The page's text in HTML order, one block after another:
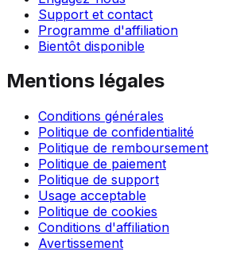
Support et contact
Programme d'affiliation
Bientôt disponible
Mentions légales
Conditions générales
Politique de confidentialité
Politique de remboursement
Politique de paiement
Politique de support
Usage acceptable
Politique de cookies
Conditions d'affiliation
Avertissement